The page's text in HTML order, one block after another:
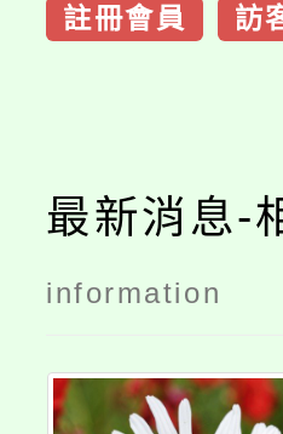
註冊會員 訪
最新消息-
information